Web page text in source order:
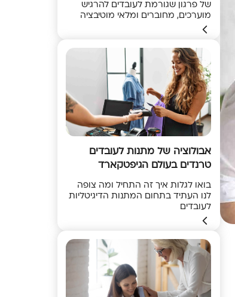
של פרגון שגורמת לעובדים להרגיש
מוערכים, מחוברים ומלאי מוטיבציה
אבולוציה של מתנות לעובדים
טרנדים בעולם הגיפטקארד
בואו לגלות איך זה התחיל ומה צופה
לנו העתיד בתחום המתנות הדיגיטליות
לעובדים